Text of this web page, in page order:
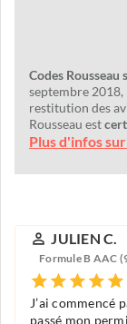
Codes Rousseau
septembre 2018,
restitution des
Rousseau est
Plus d'infos
JULIEN C.
Formule B AAC
J’ai commencé
passé mon